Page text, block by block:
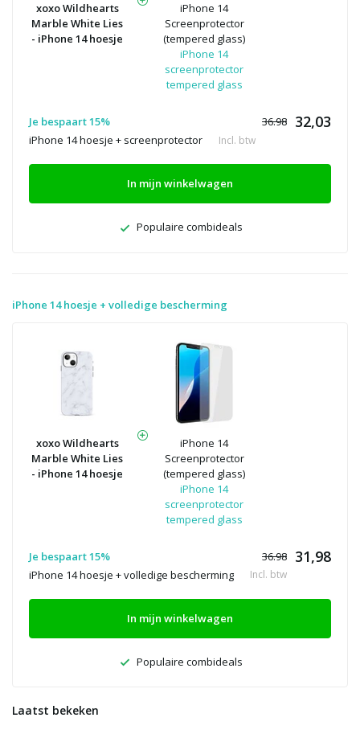
xoxo Wildhearts
Marble White Lies
- iPhone 14 hoesje
iPhone 14
Screenprotector
(tempered glass)
iPhone 14
screenprotector
tempered glass
Je bespaart 15% 36.98 32,03
iPhone 14 hoesje + screenprotector Incl. btw
In mijn winkelwagen
Populaire combideals
iPhone 14 hoesje + volledige bescherming
xoxo Wildhearts
Marble White Lies
- iPhone 14 hoesje
iPhone 14
Screenprotector
(tempered glass)
iPhone 14
screenprotector
tempered glass
Je bespaart 15% 36.98 31,98
iPhone 14 hoesje + volledige bescherming Incl. btw
In mijn winkelwagen
Populaire combideals
Laatst bekeken